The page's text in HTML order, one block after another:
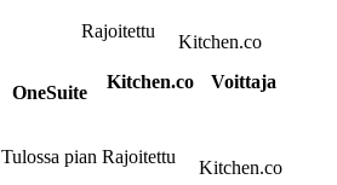
Rajoitettu
Kitchen.co
OneSuite
Kitchen.co
Voittaja
Tulossa pian Rajoitettu
Kitchen.co